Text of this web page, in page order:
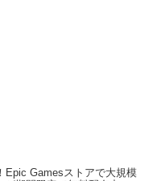
Epic Gamesストアで大規模